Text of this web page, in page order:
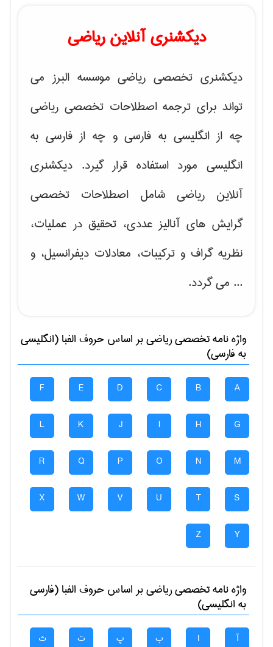
دیکشنری آنلاین ریاضی
دیکشنری تخصصی ریاضی موسسه البرز می
تواند برای ترجمه اصطلاحات تخصصی ریاضی
چه از انگلیسی به فارسی و چه از فارسی به
انگلیسی مورد استفاده قرار گیرد. دیکشنری
آنلاین ریاضی شامل اصطلاحات تخصصی
گرایش های آنالیز عددی، تحقیق در عملیات،
نظریه گراف و تركیبات، معادلات دیفرانسیل، و
... می گردد.
واژه نامه تخصصیرياضیبر اساس حروف الفبا (انگلیسی
به فارسی)
A
B
C
D
E
F
G
H
I
J
K
L
M
N
O
P
Q
R
S
T
U
V
W
X
Y
Z
واژه نامه تخصصیرياضیبر اساس حروف الفبا (فارسی
به انگلیسی)
آ ا ب پ ت ث